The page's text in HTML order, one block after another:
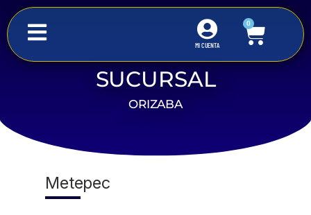
MI CUENTA
0
Sucursal OrizabaSUCURSAL
ORIZABA
Metepec